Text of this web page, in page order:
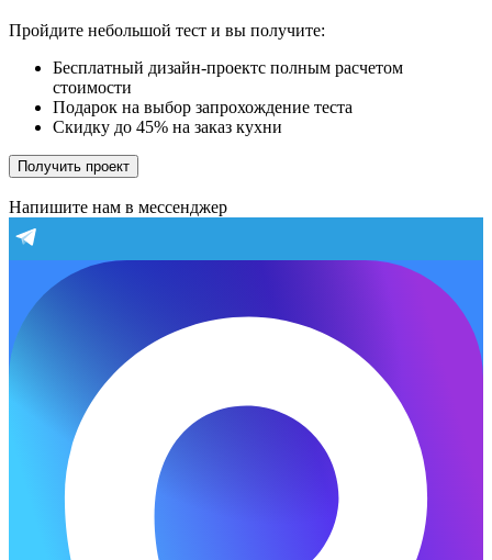
Пройдите небольшой тест и вы получите:
Бесплатный дизайн-проектс полным расчетом
стоимости
Подарок на выбор запрохождение теста
Скидку до 45% на заказ кухни
Получить проект
Напишите нам в мессенджер